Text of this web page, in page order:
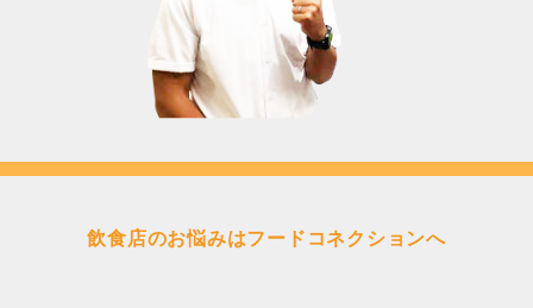
飲食店のお悩みはフードコネクションへ